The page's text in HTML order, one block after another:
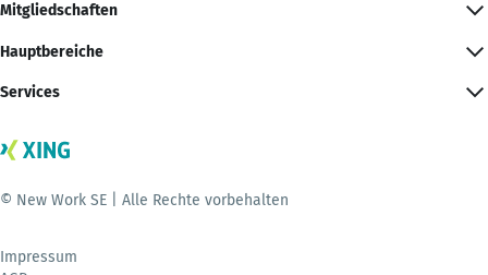
Mitgliedschaften
Hauptbereiche
Services
© New Work SE | Alle Rechte vorbehalten
Impressum